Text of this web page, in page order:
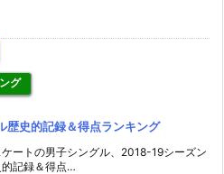
グ
歴史的記録＆得点ランキング
ートの男子シングル、2018-19シーズン
記録＆得点…